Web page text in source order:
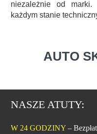
niezależnie od
każdym stanie
AUTO
NASZE ATUTY:
W 24 GODZINY –